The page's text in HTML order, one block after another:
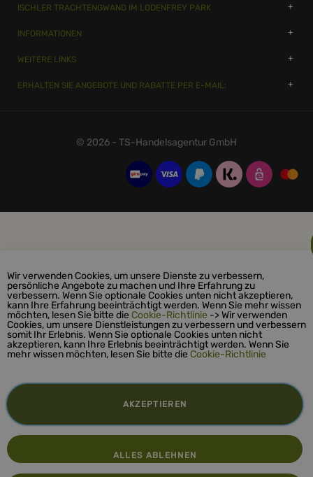
ISCHLER TRACHTENGWAND IM LODENFREY PARK
INFORMATIONEN
WEITERE LINKS
ERHALTEN SIE ANGEBOTE UND RABATTE PER E-MAIL:
© 2026 - TS-Handelsagentur GmbH
Wir verwenden Cookies, um unsere Dienste zu verbessern,
persönliche Angebote zu machen und Ihre Erfahrung zu
verbessern. Wenn Sie optionale Cookies unten nicht akzeptieren,
kann Ihre Erfahrung beeinträchtigt werden. Wenn Sie mehr wissen
möchten, lesen Sie bitte die Cookie-Richtlinie -> Wir verwenden
Cookies, um unsere Dienstleistungen zu verbessern und verbessern
somit Ihr Erlebnis. Wenn Sie optionale Cookies unten nicht
akzeptieren, kann Ihre Erlebnis beeinträchtigt werden. Wenn Sie
mehr wissen möchten, lesen Sie bitte die Cookie-Richtlinie
AKZEPTIEREN
ALLES ABLEHNEN